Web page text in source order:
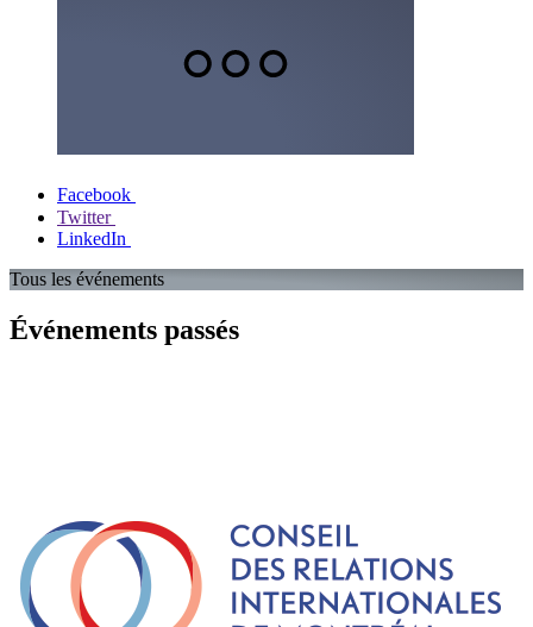
Facebook
Twitter
LinkedIn
Tous les événements
Événements passés